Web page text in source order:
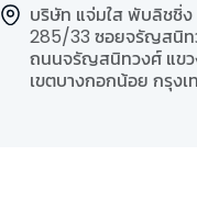
บริษัท แจ่มใส พับลิชชิ่ง
285/33 ซอยจรัญสนิท
ถนนจรัญสนิทวงศ์ แขว
เขตบางกอกน้อย กรุง